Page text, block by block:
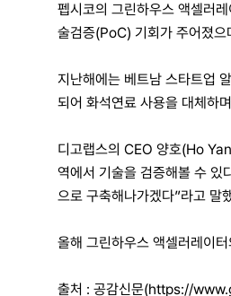
펩시코의 그린하우스 액셀러
술검증(PoC) 기회가 주어졌
지난해에는 베트남 스타트업
되어 화석연료 사용을 대체하
디고랩스의 CEO 양호(Ho
역에서 기술을 검증해볼 수 있
으로 구축해나가겠다”라고 말
올해 그린하우스 액셀러레이
출처 : 공감신문(https://